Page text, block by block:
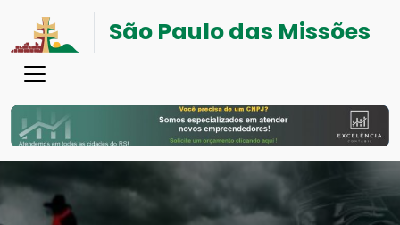
São Paulo das Missões